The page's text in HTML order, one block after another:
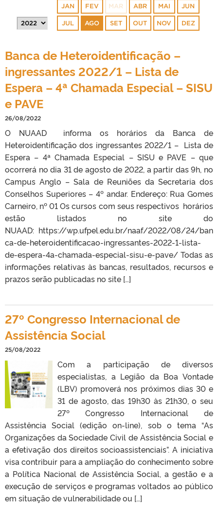
JAN FEV MAR ABR MAI JUN
JUL AGO SET OUT NOV DEZ
Banca de Heteroidentificação –
ingressantes 2022/1 – Lista de
Espera – 4ª Chamada Especial – SISU
e PAVE
26/08/2022
O NUAAD informa os horários da Banca de
Heteroidentificação dos ingressantes 2022/1 – Lista de
Espera – 4ª Chamada Especial – SISU e PAVE – que
ocorrerá no dia 31 de agosto de 2022, a partir das 9h, no
Campus Anglo – Sala de Reuniões da Secretaria dos
Conselhos Superiores – 4º andar. Endereço: Rua Gomes
Carneiro, nº 01 Os cursos com seus respectivos horários
estão listados no site do
NUAAD: https://wp.ufpel.edu.br/naaf/2022/08/24/ban
ca-de-heteroidentificacao-ingressantes-2022-1-lista-
de-espera-4a-chamada-especial-sisu-e-pave/ Todas as
informações relativas às bancas, resultados, recursos e
prazos serão publicadas no site […]
27º Congresso Internacional de
Assistência Social
25/08/2022
Com a participação de diversos
especialistas, a Legião da Boa Vontade
(LBV) promoverá nos próximos dias 30 e
31 de agosto, das 19h30 às 21h30, o seu
27º Congresso Internacional de
Assistência Social (edição on-line), sob o tema “As
Organizações da Sociedade Civil de Assistência Social e
a efetivação dos direitos socioassistenciais”. A iniciativa
visa contribuir para a ampliação do conhecimento sobre
a Política Nacional de Assistência Social, a gestão e a
execução de serviços e programas voltados ao público
em situação de vulnerabilidade ou […]